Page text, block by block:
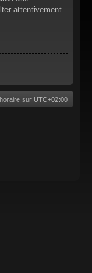
attentivement
sur UTC+02:00